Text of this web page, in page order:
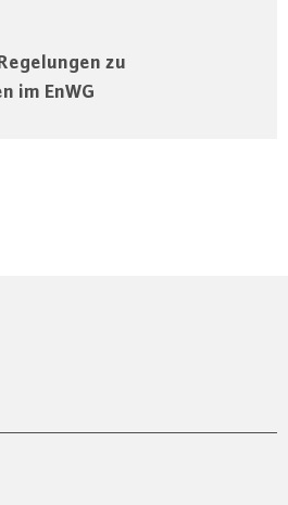
zu
im EnWG